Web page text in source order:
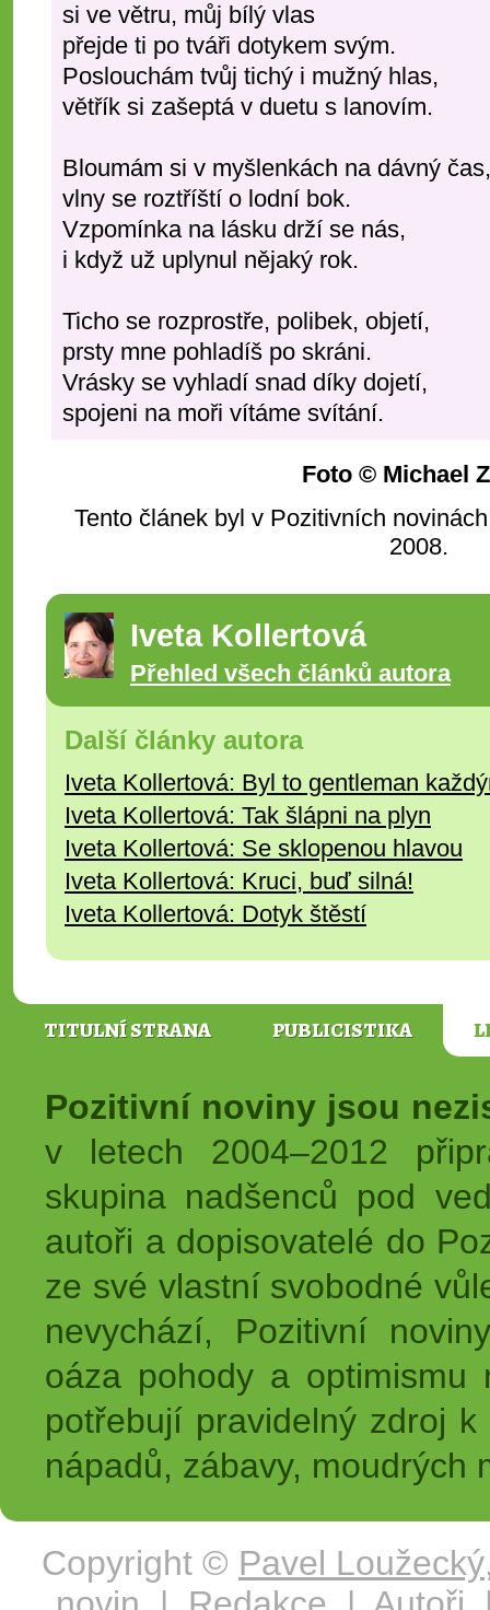
si ve větru, můj bílý vlas
přejde ti po tváři dotykem svým.
Poslouchám tvůj tichý i mužný hlas,
větřík si zašeptá v duetu s lanovím.
Bloumám si v myšlenkách na dávný čas,
vlny se roztříští o lodní bok.
Vzpomínka na lásku drží se nás,
i když už uplynul nějaký rok.
Ticho se rozprostře, polibek, objetí,
prsty mne pohladíš po skráni.
Vrásky se vyhladí snad díky dojetí,
spojeni na moři vítáme svítání.
Foto © Michael
Tento článek byl v Pozitivních
2008.
Iveta Kollertová
Přehled všech článků autora
Další články autora
Iveta Kollertová: Byl to gentleman
Iveta Kollertová: Tak šlápni na plyn
Iveta Kollertová: Se sklopenou hlavou
Iveta Kollertová: Kruci, buď silná!
Iveta Kollertová: Dotyk štěstí
TITULNÍ STRANA PUBLICISTIKA
Pozitivní noviny jsou
v letech 2004–2012
skupina nadšenců pod
autoři a dopisovatelé do
ze své vlastní svobodné
nevychází, Pozitivní
oáza pohody a
potřebují pravidelný zdroj
nápadů, zábavy, moudrých
Copyright © Pavel Loužecký